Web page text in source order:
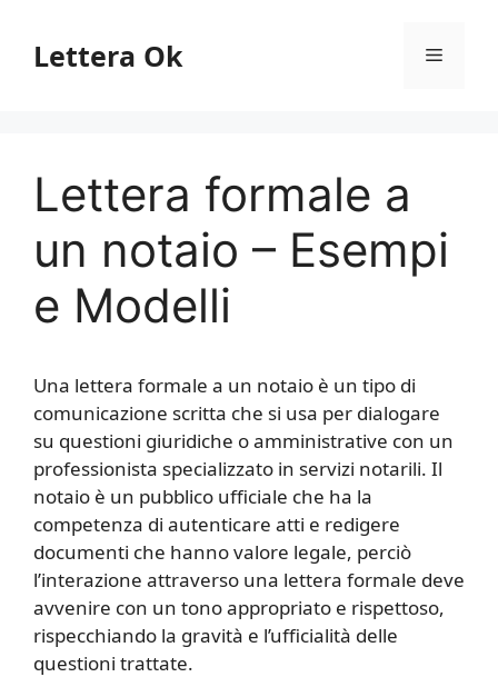
contenuto
Lettera Ok Menu
Lettera formale a
un notaio – Esempi
e Modelli
Una lettera formale a un notaio è un tipo di
comunicazione scritta che si usa per dialogare
su questioni giuridiche o amministrative con un
professionista specializzato in servizi notarili. Il
notaio è un pubblico ufficiale che ha la
competenza di autenticare atti e redigere
documenti che hanno valore legale, perciò
l’interazione attraverso una lettera formale deve
avvenire con un tono appropriato e rispettoso,
rispecchiando la gravità e l’ufficialità delle
questioni trattate.